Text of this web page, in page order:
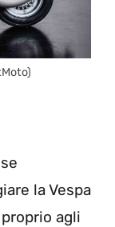
la Vespa
agli